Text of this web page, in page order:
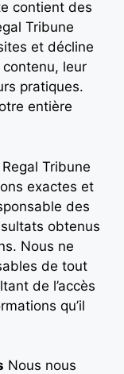
contient des
Tribune
et décline
leur
pratiques.
entière
Regal Tribune
exactes et
des
obtenus
Nous ne
de tout
de l’accès
qu’il
Nous nous